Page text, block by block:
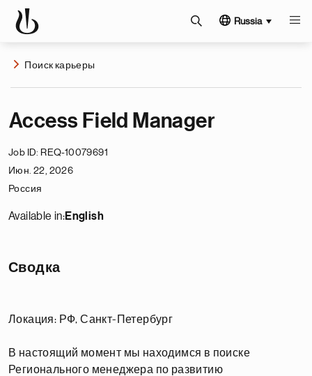
Russia
Поиск карьеры
Access Field Manager
Job ID REQ-10079691
Июн. 22, 2026
Россия
Available in:English
Сводка
Локация: РФ, Санкт-Петербург
В настоящий момент мы находимся в поиске
Регионального менеджера по развитию